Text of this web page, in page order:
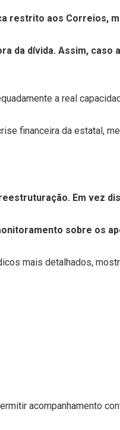
restrito aos Correios,
da dívida. Assim,
a real
financeira da estatal,
Em vez
sobre os
mais detalhados,
acompanhamento